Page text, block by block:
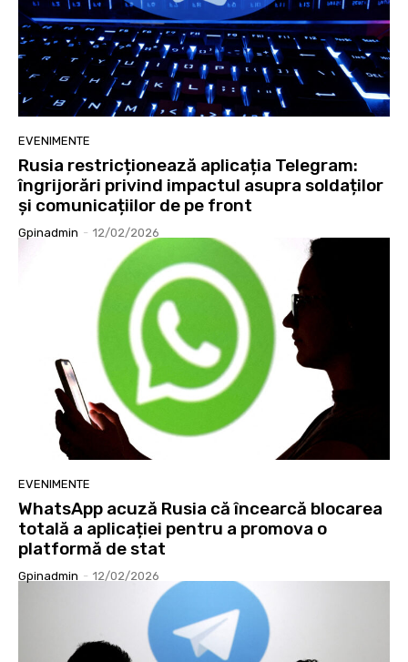
EVENIMENTE
Rusia restricționează aplicația Telegram:
îngrijorări privind impactul asupra soldaților
și comunicațiilor de pe front
Gpinadmin - 12/02/2026
EVENIMENTE
WhatsApp acuză Rusia că încearcă blocarea
totală a aplicației pentru a promova o
platformă de stat
Gpinadmin - 12/02/2026